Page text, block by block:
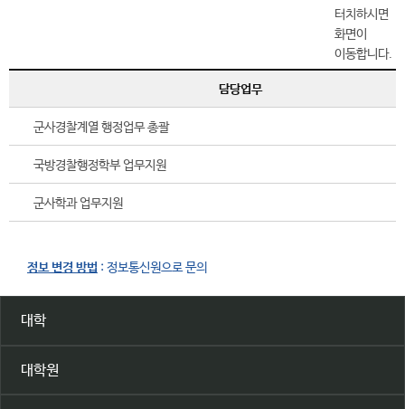
담당업무
군사경찰계열 행정업무 총괄
국방경찰행정학부 업무지원
군사학과 업무지원
정보 변경 방법 : 정보통신원으로 문의
대학
대학원